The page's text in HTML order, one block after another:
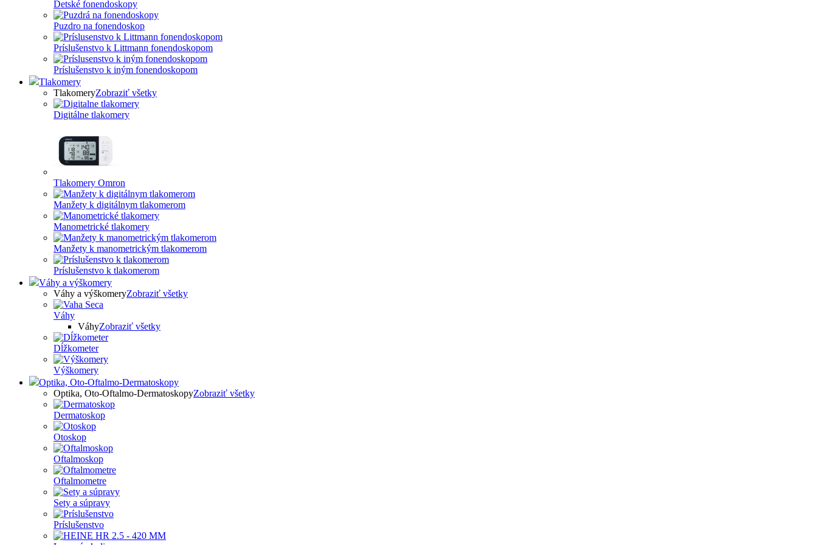
Detské fonendoskopy
Puzdro na fonendoskop
Príslušenstvo k Littmann fonendoskopom
Príslušenstvo k iným fonendoskopom
Tlakomery
TlakomeryZobraziť všetky
Digitálne tlakomery
Tlakomery Omron
Manžety k digitálnym tlakomerom
Manometrické tlakomery
Manžety k manometrickým tlakomerom
Príslušenstvo k tlakomerom
Váhy a výškomery
Váhy a výškomeryZobraziť všetky
Váhy
VáhyZobraziť všetky
Dĺžkometer
Výškomery
Optika, Oto-Oftalmo-Dermatoskopy
Optika, Oto-Oftalmo-DermatoskopyZobraziť všetky
Dermatoskop
Otoskop
Oftalmoskop
Oftalmometre
Sety a súpravy
Príslušenstvo